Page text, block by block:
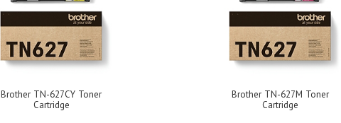
Brother TN-627CY Toner
Cartridge
Brother TN-627M Toner
Cartridge